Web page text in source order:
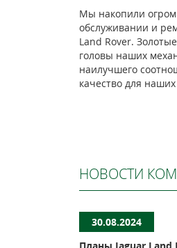
Мы накопили
обслуживании и
Land Rover.
головы наших
наилучшего
качество для
НОВОСТИ
30.08.2024